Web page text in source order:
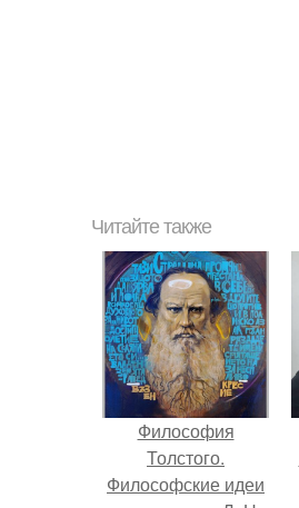
Читайте также
Философия
Толстого.
Философские идеи